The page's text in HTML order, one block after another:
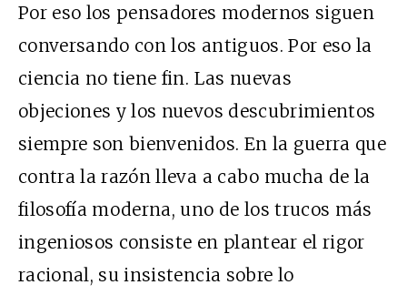
Por eso los pensadores modernos siguen
conversando con los antiguos. Por eso la
ciencia no tiene fin. Las nuevas
objeciones y los nuevos descubrimientos
siempre son bienvenidos. En la guerra que
contra la razón lleva a cabo mucha de la
filosofía moderna, uno de los trucos más
ingeniosos consiste en plantear el rigor
racional, su insistencia sobre lo